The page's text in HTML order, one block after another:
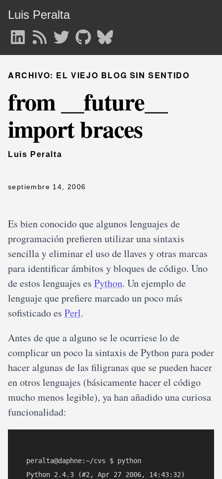
Luis Peralta
ARCHIVO: EL VIEJO BLOG SIN SENTIDO
from __future__
import braces
Luis Peralta
septiembre 14, 2006
Es bien conocido que algunos lenguajes de
programación prefieren utilizar una sintaxis
sencilla y eliminar el uso de llaves y otras marcas
para identificar ámbitos y bloques de código. Uno
de estos lenguajes es Python. Un ejemplo de
lenguaje que prefiere marcado un poco más
sofisticado es Perl.
Antes de que a alguno se le ocurriese lo de
complicar un poco la sintaxis de Python para poder
hacer algunas de las filigranas que se pueden hacer
en otros lenguajes (básicamente hacer el código
mucho menos legible), ya han añadido una curiosa
funcionalidad:
  peralta@daphne:~/cvs $ python
  Python 2.4.3 (#2, Apr 27 2006, 14:43:32)